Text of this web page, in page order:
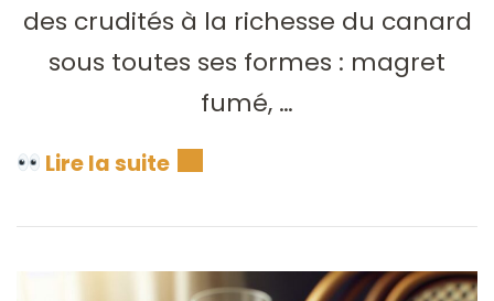
des crudités à la richesse du canard
sous toutes ses formes : magret
fumé, …
Lire la suite